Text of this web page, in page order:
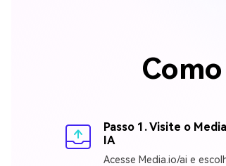
Passo 1. Visite o
IA
Acesse Media.io/ai e